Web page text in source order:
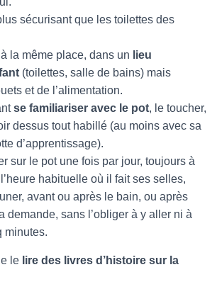
sécurisant que les toilettes des
la même place, dans un lieu
(toilettes, salle de bains) mais
et de l’alimentation.
se familiariser avec le pot, le toucher,
dessus tout habillé (au moins avec sa
d’apprentissage).
sur le pot une fois par jour, toujours à
habituelle où il fait ses selles,
avant ou après le bain, ou après
demande, sans l’obliger à y aller ni à
minutes.
le lire des livres d’histoire sur la